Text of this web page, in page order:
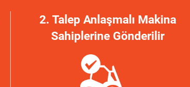
2. Talep Anlaşmalı Makina
Sahiplerine Gönderilir